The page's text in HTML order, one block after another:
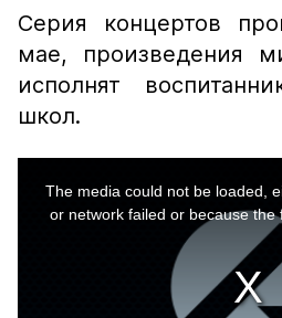
Серия концертов
мае, произведения
исполнят
школ.
The media could not be loaded,
or network failed or because the